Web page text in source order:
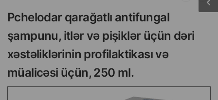
Pchelodar qarağatlı antifungal
şampunu, itlər və pişiklər üçün dəri
xəstəliklərinin profilaktikası və
müalicəsi üçün, 250 ml.